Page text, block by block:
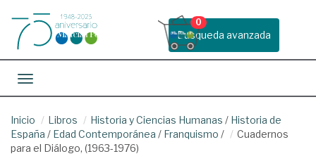
Busqueda avanzada
0
Toggle navigation
Inicio Libros Historia y Ciencias Humanas / Historia de
España / Edad Contemporánea / Franquismo /
Cuadernos
para el Diálogo, (1963-1976)